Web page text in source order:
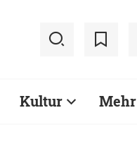
Kultur Mehr